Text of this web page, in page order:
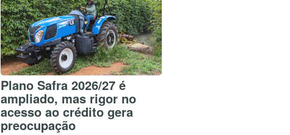
Plano Safra 2026/27 é
ampliado, mas rigor no
acesso ao crédito gera
preocupação